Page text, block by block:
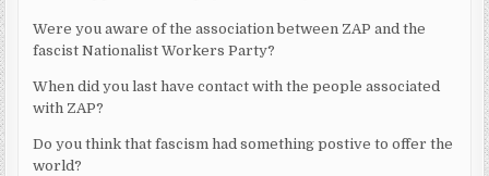
Were you aware of the association between ZAP and the
fascist Nationalist Workers Party?
When did you last have contact with the people associated
with ZAP?
Do you think that fascism had something postive to offer the
world?